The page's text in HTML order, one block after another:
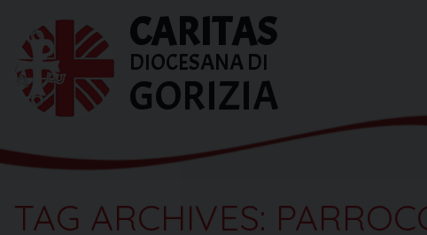
content
CARITAS
DIOCESANA DI
GORIZIA
TAG ARCHIVES: